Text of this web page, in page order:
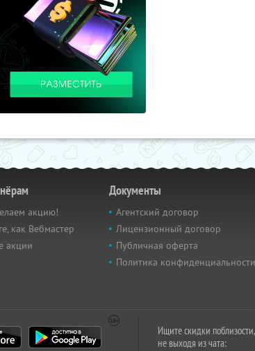
акцию!
как Вебмастер
акции
Документы
Агентский договор
Лицензионный договор
Публичная оферта
Политика конфиденциальности
Ищите скидки поблизости,
не выходя из чата: